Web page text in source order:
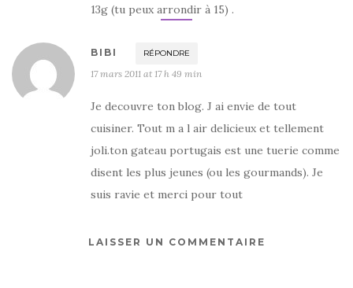
13g (tu peux arrondir à 15) .
BIBI RÉPONDRE
17 mars 2011 at 17 h 49 min
Je decouvre ton blog. J ai envie de tout
cuisiner. Tout m a l air delicieux et tellement
joli.ton gateau portugais est une tuerie comme
disent les plus jeunes (ou les gourmands). Je
suis ravie et merci pour tout
LAISSER UN COMMENTAIRE